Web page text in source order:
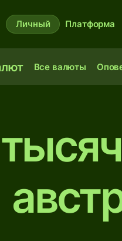
Личный Платформа
Все валюты